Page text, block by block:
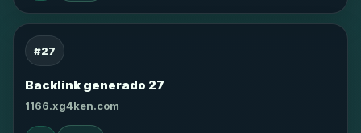
#27
Backlink generado 27
1166.xg4ken.com